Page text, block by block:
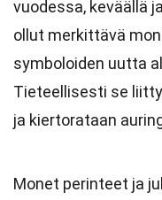
vuodessa, keväällä
ollut merkittävä
symboloiden uutta
Tieteellisesti se
ja kiertorataan
Monet perinteet ja